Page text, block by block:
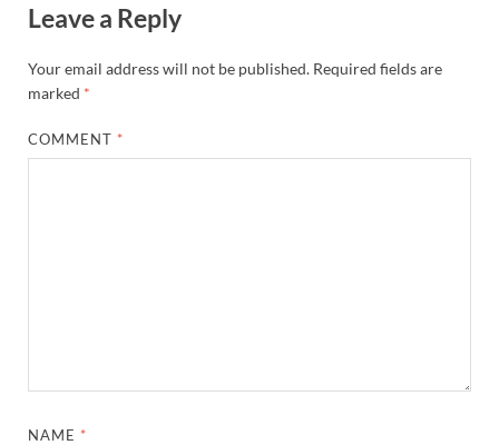
Leave a Reply
Your email address will not be published. Required fields are
marked *
COMMENT *
NAME *